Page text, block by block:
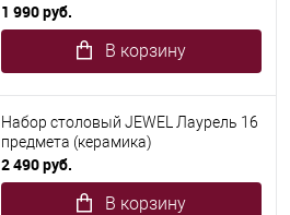
1 990 руб.
В корзину
Набор столовый JEWEL Лаурель 16
предмета (керамика)
2 490 руб.
В корзину